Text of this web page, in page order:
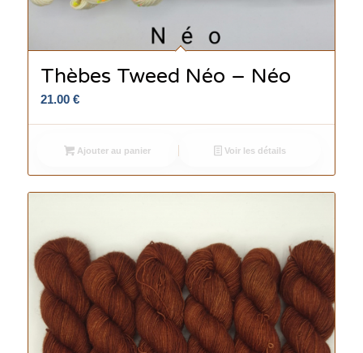
Thèbes Tweed Néo – Néo
21.00 €
Ajouter au panier Voir les détails